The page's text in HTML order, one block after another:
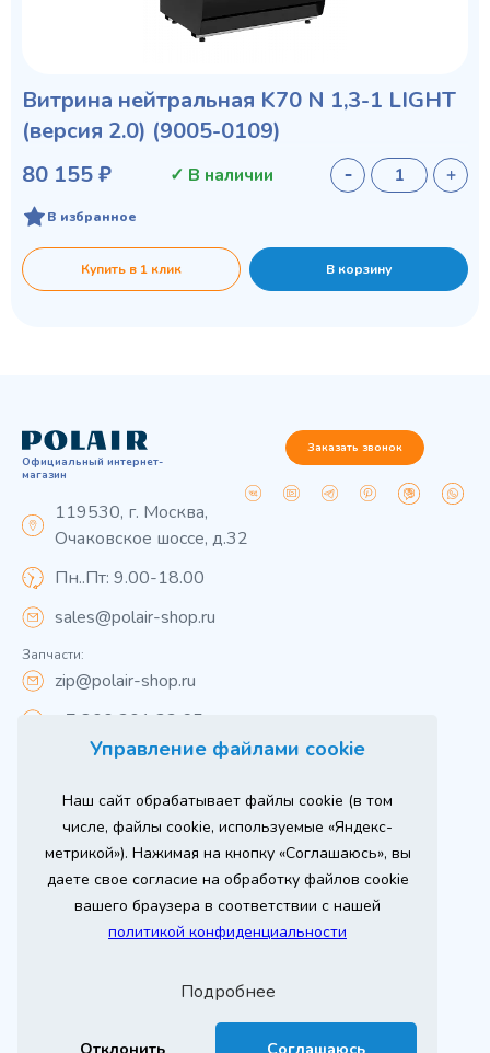
Управление файлами cookie
Наш сайт обрабатывает файлы cookie (в том
числе, файлы cookie, используемые «Яндекс-
метрикой»). Нажимая на кнопку «Соглашаюсь», вы
даете свое согласие на обработку файлов cookie
вашего браузера в соответствии с нашей
политикой конфиденциальности
Подробнее
Отклонить Соглашаюсь
Витрина нейтральная K70 N 1,3-1 LIGHT
(версия 2.0) (9005-0109)
80 155 ₽
✓ В наличии
В избранное
Купить в 1 клик В корзину
Официальный интернет-
магазин
119530, г. Москва,
Очаковское шоссе, д.32
Пн..Пт: 9.00-18.00
sales@polair-shop.ru
Запчасти:
zip@polair-shop.ru
+7 800 301 33 65
Заказать звонок
Вся информация на сайте о товарах носит
справочный характер и не является публичной
офертой в соответствии с пунктом 2 статьи 437 ГК РФ.
Для получения подробной информации о наличии и
стоимости указанных товаров и (или) услуг,
пожалуйста, обращайтесь к менеджеру сайта по
телефону
При использовании материалов сайта ссылка
Продвижение сайта
Оставь заявку